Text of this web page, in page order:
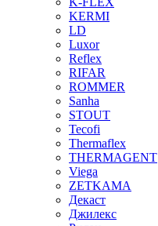
KERMI
LD
Luxor
Reflex
RIFAR
ROMMER
Sanha
STOUT
Tecofi
Thermaflex
THERMAGENT
Viega
ZETKAMA
Декаст
Джилекс